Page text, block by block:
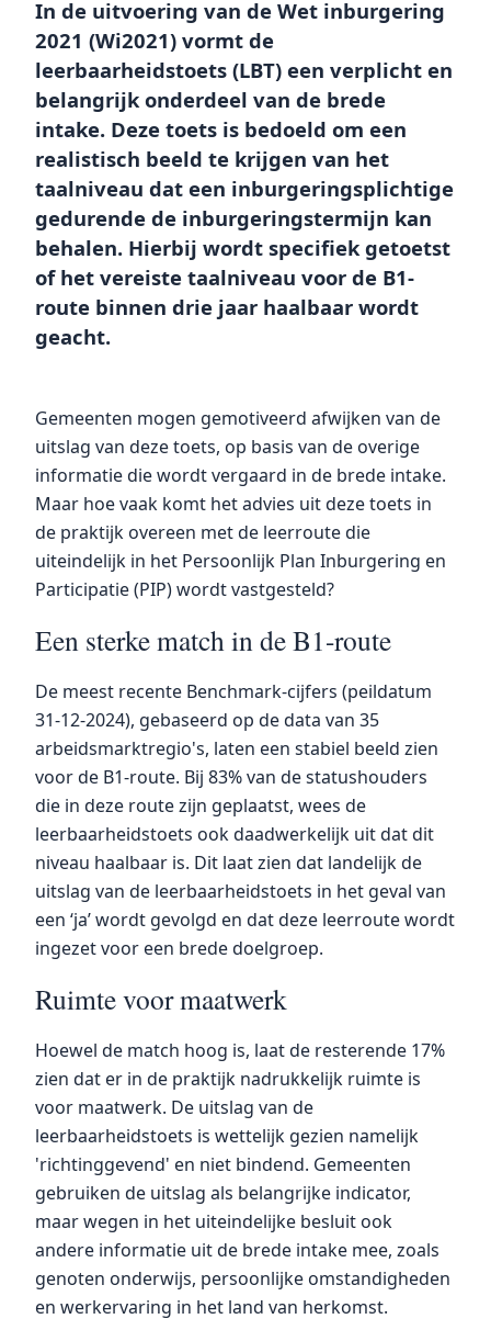
In de uitvoering van de Wet inburgering
2021 (Wi2021) vormt de
leerbaarheidstoets (LBT) een verplicht en
belangrijk onderdeel van de brede
intake. Deze toets is bedoeld om een
realistisch beeld te krijgen van het
taalniveau dat een inburgeringsplichtige
gedurende de inburgeringstermijn kan
behalen. Hierbij wordt specifiek getoetst
of het vereiste taalniveau voor de B1-
route binnen drie jaar haalbaar wordt
geacht.
Gemeenten mogen gemotiveerd afwijken van de
uitslag van deze toets, op basis van de overige
informatie die wordt vergaard in de brede intake.
Maar hoe vaak komt het advies uit deze toets in
de praktijk overeen met de leerroute die
uiteindelijk in het Persoonlijk Plan Inburgering en
Participatie (PIP) wordt vastgesteld?
Een sterke match in de B1-route
De meest recente Benchmark-cijfers (peildatum
31-12-2024), gebaseerd op de data van 35
arbeidsmarktregio's, laten een stabiel beeld zien
voor de B1-route. Bij 83% van de statushouders
die in deze route zijn geplaatst, wees de
leerbaarheidstoets ook daadwerkelijk uit dat dit
niveau haalbaar is. Dit laat zien dat landelijk de
uitslag van de leerbaarheidstoets in het geval van
een ‘ja’ wordt gevolgd en dat deze leerroute wordt
ingezet voor een brede doelgroep.
Ruimte voor maatwerk
Hoewel de match hoog is, laat de resterende 17%
zien dat er in de praktijk nadrukkelijk ruimte is
voor maatwerk. De uitslag van de
leerbaarheidstoets is wettelijk gezien namelijk
'richtinggevend' en niet bindend. Gemeenten
gebruiken de uitslag als belangrijke indicator,
maar wegen in het uiteindelijke besluit ook
andere informatie uit de brede intake mee, zoals
genoten onderwijs, persoonlijke omstandigheden
en werkervaring in het land van herkomst.